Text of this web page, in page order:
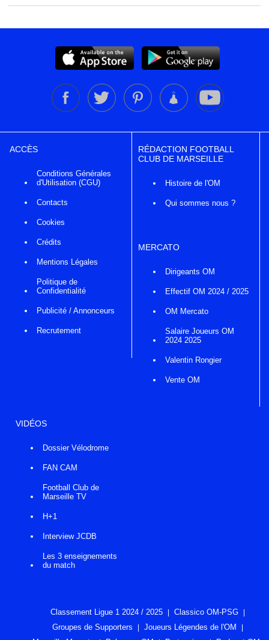
ACCÈS
Conditions Générales
d'Utilisation (CGU)
Contacts
Cookies
Crédits
Mentions Légales
Politique de
Confidentialité
Publicité / Annonceurs
Recrutement
RÉDACTION FOOTBALL
CLUB DE MARSEILLE
Histoire de l'OM
Qui sommes nous ?
MERCATO
Dirigeants OM
Effectif OM 2024 / 2025
OM Mercato
Salaire Joueurs OM
2024 2025
Valentin Rongier
Vente OM
VIDÉOS
Dossier Vélodrome
FAN CAM
Football Club de
Marseille TV
H+1
Interview JCDB
Les 3 enseignements
du match
Classement Ligue 1 2024 / 2025
Classico OM-PSG
Groupes de Supporters
Joueurs Légendes de l'OM